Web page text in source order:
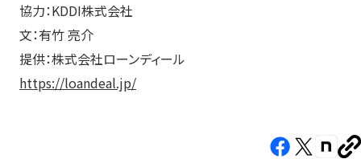
協力：KDDI株式会社
文：有竹 亮介
提供：株式会社ローンディール
https://loandeal.jp/
Facebook（新
X（新 note（新